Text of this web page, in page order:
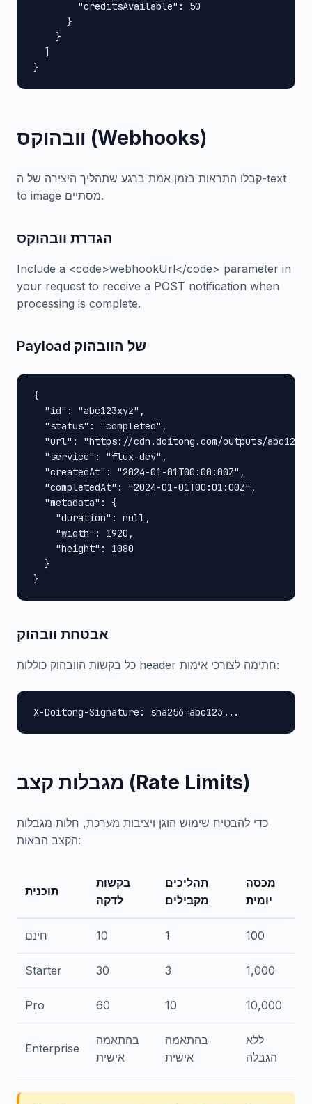
        "creditsAvailable": 50
      }
    }
  ]
}
וובהוקס (Webhooks)
קבלו התראות בזמן אמת ברגע שתהליך היצירה של ה-text
to image מסתיים.
הגדרת וובהוקס
Include a <code>webhookUrl</code> parameter in
your request to receive a POST notification when
processing is complete.
Payload של הוובהוק
{
  "id": "abc123xyz",
  "status": "completed",
"url": "https://cdn.doitong.com/outputs/
  "service": "flux-dev",
  "createdAt": "2024-01-01T00:00:00Z",
  "completedAt": "2024-01-01T00:01:00Z",
  "metadata": {
    "duration": null,
    "width": 1920,
    "height": 1080
  }
}
אבטחת וובהוק
כל בקשות הוובהוק כוללות header חתימה לצורכי אימות:
X-Doitong-Signature: sha256=abc123...
מגבלות קצב (Rate Limits)
כדי להבטיח שימוש הוגן ויציבות מערכת, חלות מגבלות
הקצב הבאות:
תוכנית
בקשות
לדקה
תהליכים
מקבילים
מכסה
יומית
חינם 10 1 100
Starter 30 3 1,000
Pro 60 10 10,000
Enterprise
בהתאמה
אישית
בהתאמה
אישית
ללא
הגבלה